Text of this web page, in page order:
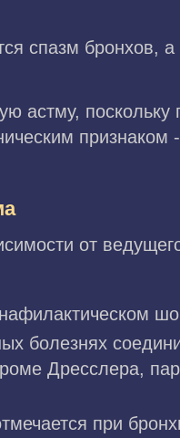
спазм бронхов,
астму,
признаком
от
болезнях
Дресслера,
при